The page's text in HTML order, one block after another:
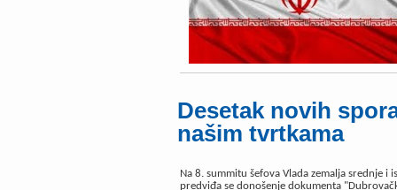
Desetak novih
našim tvrtkama
Na 8. summitu šefova Vlada zemalja srednje
predviđa se donošenje dokumenta